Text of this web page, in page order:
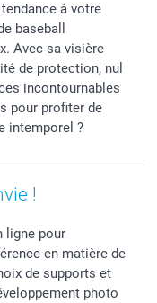
à votre
baseball
Avec sa visière
de protection, nul
incontournables
pour profiter de
intemporel ?
!
ligne pour
en matière de
de supports et
photo